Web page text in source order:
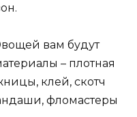
вам будут
– плотная
клей, скотч
фломастеры